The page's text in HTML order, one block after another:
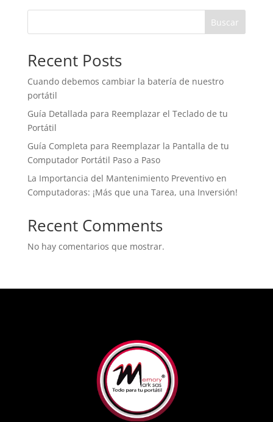
Buscar
Recent Posts
Cuando debemos cambiar la batería de nuestro
portátil
Guía Detallada para Reemplazar el Teclado de tu
Portátil
Guía Completa para Reemplazar la Pantalla de tu
Computador Portátil Paso a Paso
La Importancia del Mantenimiento Preventivo en
Computadoras: ¡Más que una Tarea, una Inversión!
Recent Comments
No hay comentarios que mostrar.